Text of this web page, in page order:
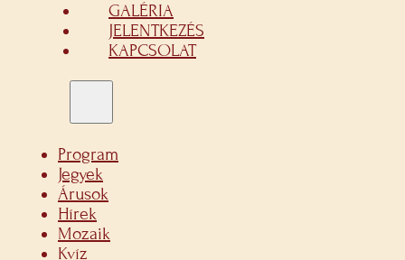
GALÉRIA
JELENTKEZÉS
KAPCSOLAT
Program
Jegyek
Árusok
Hírek
Mozaik
Kvíz